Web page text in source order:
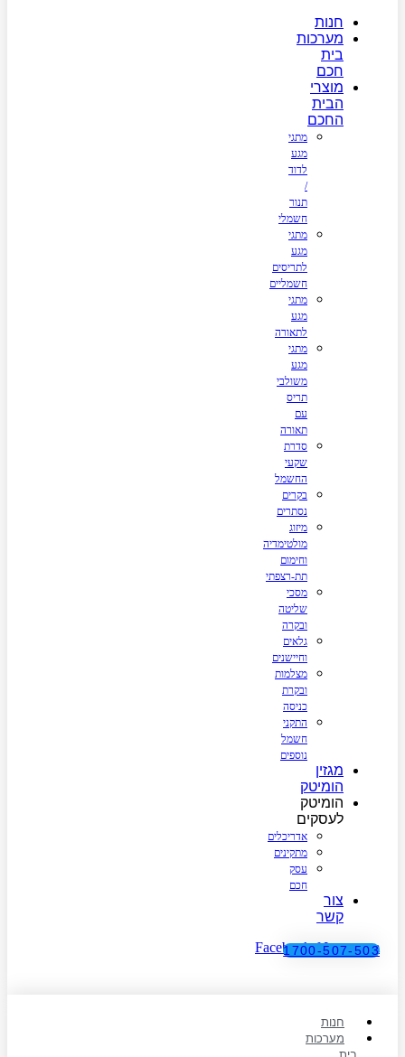
חנות
מערכות
בית
חכם
מוצרי
הבית
החכם
מתגי
מגע
לדוד
/
תנור
חשמלי
מתגי
מגע
לתריסים
חשמליים
מתגי
מגע
לתאורה
מתגי
מגע
משולבי
תריס
עם
תאורה
סדרת
שקעי
החשמל
בקרים
נסתרים
מיזוג
מולטימדיה
וחימום
תת-רצפתי
מסכי
שליטה
ובקרה
גלאים
וחיישנים
מצלמות
ובקרת
כניסה
התקני
חשמל
נוספים
מגזין
הומיטק
הומיטק
לעסקים
אדריכלים
מתקינים
עסק
חכם
צור
קשר
Facebook-f Instagram
1700-507-503
חנות
מערכות